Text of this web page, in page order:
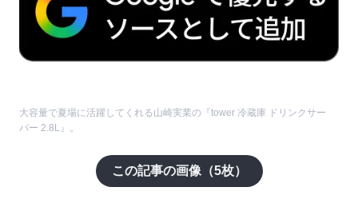
大容量で夏場に活躍してくれる山崎実業の『tower 冷蔵庫 ドリンクサー
バー 2.8L』。
この記事の画像（5枚）